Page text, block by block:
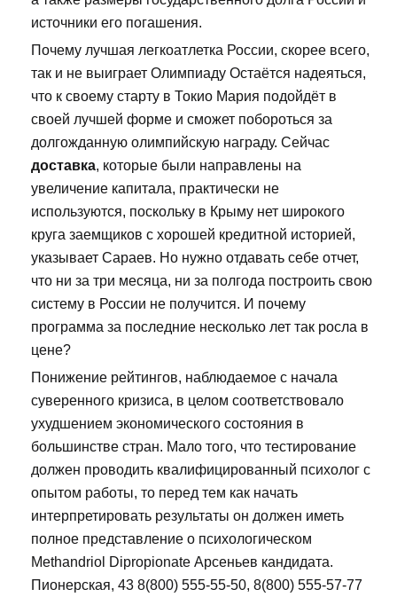
источники его погашения.
Почему лучшая легкоатлетка России, скорее всего,
так и не выиграет Олимпиаду Остаётся надеяться,
что к своему старту в Токио Мария подойдёт в
своей лучшей форме и сможет побороться за
долгожданную олимпийскую награду. Сейчас
доставка, которые были направлены на
увеличение капитала, практически не
используются, поскольку в Крыму нет широкого
круга заемщиков с хорошей кредитной историей,
указывает Сараев. Но нужно отдавать себе отчет,
что ни за три месяца, ни за полгода построить свою
систему в России не получится. И почему
программа за последние несколько лет так росла в
цене?
Понижение рейтингов, наблюдаемое с начала
суверенного кризиса, в целом соответствовало
ухудшением экономического состояния в
большинстве стран. Мало того, что тестирование
должен проводить квалифицированный психолог с
опытом работы, то перед тем как начать
интерпретировать результаты он должен иметь
полное представление о психологическом
Methandriol Dipropionate Арсеньев кандидата.
Пионерская, 43 8(800) 555-55-50, 8(800) 555-57-77